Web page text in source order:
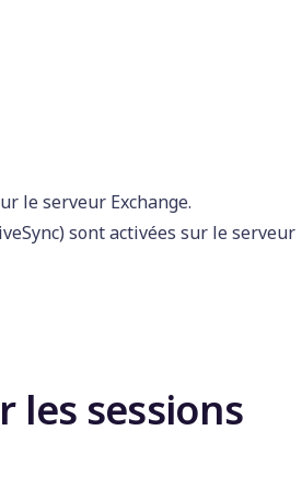
le serveur Exchange.
sont activées sur le serveur
les sessions